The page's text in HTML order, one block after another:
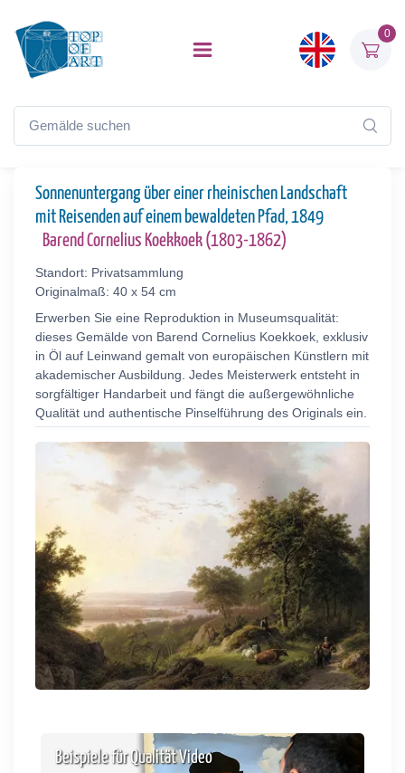
0
Sonnenuntergang über einer rheinischen Landschaft
mit Reisenden auf einem bewaldeten Pfad, 1849
Barend Cornelius Koekkoek (1803-1862)
Standort: Privatsammlung
Originalmaß: 40 x 54 cm
Erwerben Sie eine Reproduktion in Museumsqualität:
dieses Gemälde von Barend Cornelius Koekkoek, exklusiv
in Öl auf Leinwand gemalt von europäischen Künstlern mit
akademischer Ausbildung. Jedes Meisterwerk entsteht in
sorgfältiger Handarbeit und fängt die außergewöhnliche
Qualität und authentische Pinselführung des Originals ein.
Beispiele für Qualität Video